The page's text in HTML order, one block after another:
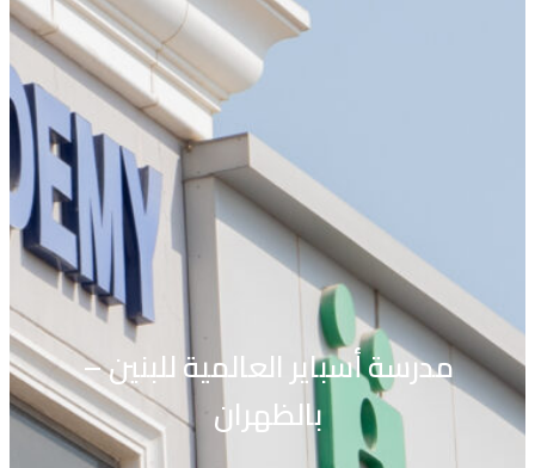
مدرسة أسباير العالمية للبنين –
بالظهران